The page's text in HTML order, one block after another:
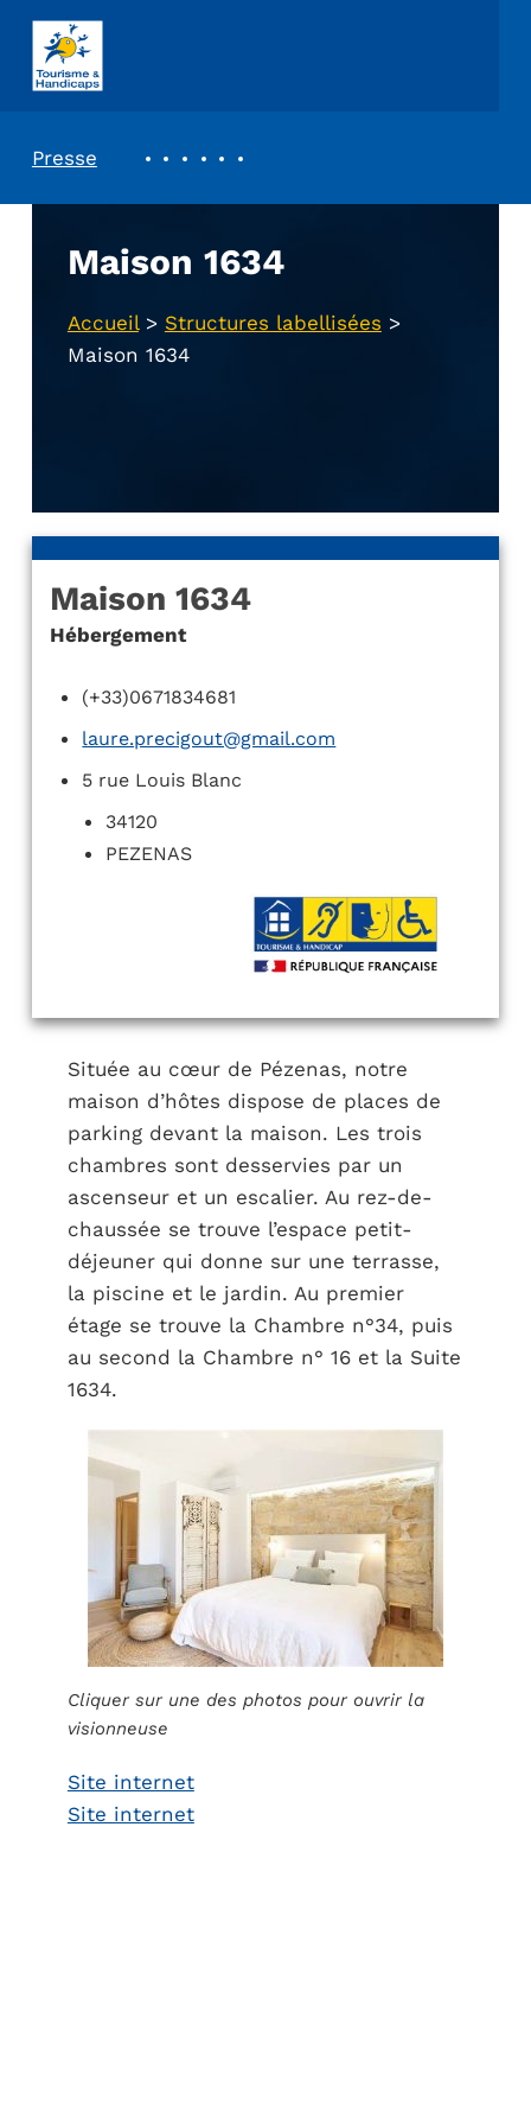
ASSOCIATION TOURISME ET HANDICAPS
Presse
Maison 1634
Accueil> Structures labellisées >
Maison 1634
Maison 1634
Hébergement
(+33)0671834681
laure.precigout@gmail.com
5 rue Louis Blanc
34120
PEZENAS
Située au cœur de Pézenas, notre
maison d’hôtes dispose de places de
parking devant la maison. Les trois
chambres sont desservies par un
ascenseur et un escalier. Au rez-de-
chaussée se trouve l’espace petit-
déjeuner qui donne sur une terrasse,
la piscine et le jardin. Au premier
étage se trouve la Chambre n°34, puis
au second la Chambre n° 16 et la Suite
1634.
Cliquer sur une des photos pour ouvrir la
visionneuse
Site internet
Site internet